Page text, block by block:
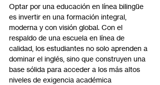
Optar por una educación en línea bilingüe
es invertir en una formación integral,
moderna y con visión global. Con el
respaldo de una escuela en línea de
calidad, los estudiantes no solo aprenden a
dominar el inglés, sino que construyen una
base sólida para acceder a los más altos
niveles de exigencia académica